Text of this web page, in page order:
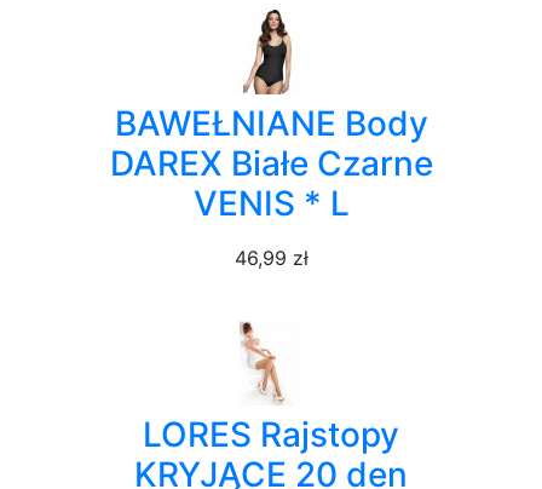
BAWEŁNIANE Body
DAREX Białe Czarne
VENIS * L
46,99 zł
LORES Rajstopy
KRYJĄCE 20 den